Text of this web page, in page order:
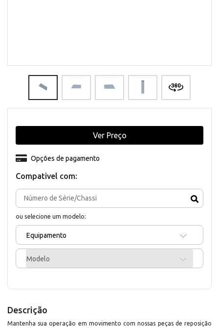
Compativel com:
ou selecione um modelo:
Equipamento
Modelo
Opções de pagamento
Ver Preço
Descrição
Mantenha sua operação em movimento com nossas peças de reposição